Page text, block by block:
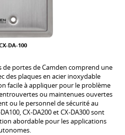
DA-100
de portes de Camden comprend une
des plaques en acier inoxydable
facile à appliquer pour le problème
ou maintenues ouvertes
ou le personnel de sécurité au
CX-DA200 et CX-DA300 sont
abordable pour les applications